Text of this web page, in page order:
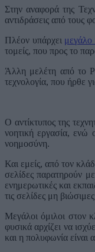
Στην αναφορά της
αντιδράσεις από τους
Πλέον υπάρχει
τομείς, που προς το
Άλλη μελέτη από το
τεχνολογία, που ήρθε
Ο αντίκτυπος της
νοητική εργασία, ενώ
νοημοσύνη.
Και εμείς, από τον
σελίδες παρατηρούν
ενημερωτικές και
τις σελίδες μη
Μεγάλοι όμιλοι στον
φυσικά αρχίζει να
και η πολυφωνία είναι